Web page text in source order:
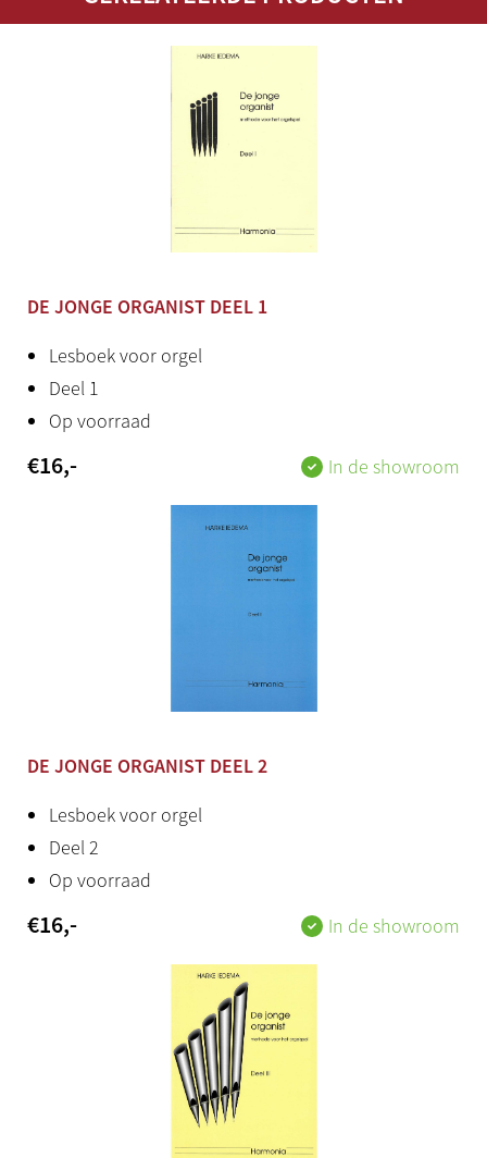
DE JONGE ORGANIST DEEL 1
Lesboek voor orgel
Deel 1
Op voorraad
€16,- In de showroom
DE JONGE ORGANIST DEEL 2
Lesboek voor orgel
Deel 2
Op voorraad
€16,- In de showroom